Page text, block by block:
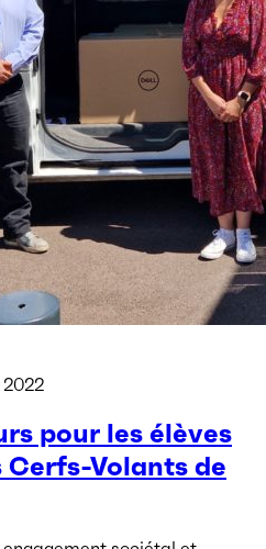
pour les élèves
Cerfs-Volants de